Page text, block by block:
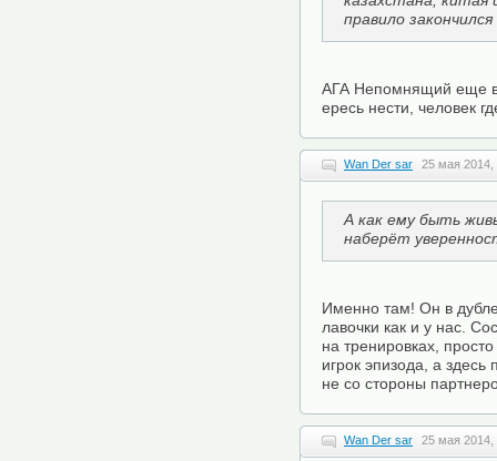
правило
АГА Непомнящий еще в
ересь нести, человек
Wan Der sar 25 мая 2014,
А как ему быть
наберёт
Именно там! Он в
лавочки как и у нас.
на тренировках,
игрок эпизода, а
не со стороны
Wan Der sar 25 мая 2014,